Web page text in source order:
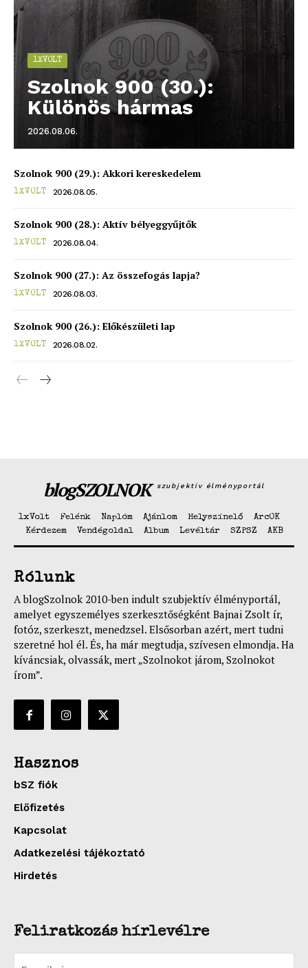
blogSZOLNOK
szubjektív élményportál
ELŐFIZETÉS
Hasznos
bSZ fiók
1XVOLT
Szolnok 900 (30.):
Különös hármas
2026.08.06.
Szolnok 900 (29.): Akkori kereskedelem
1XVOLT 2026.08.05.
Szolnok 900 (28.): Aktív bélyeggyűjtők
1XVOLT 2026.08.04.
Szolnok 900 (27.): Az összefogás lapja?
1XVOLT 2026.08.03.
Szolnok 900 (26.): Előkészületi lap
1XVOLT 2026.08.02.
blogSZOLNOK szubjektív élményportál
1xVolt Felénk Naplóm Ajánlom Helyszínelő
ArcOK
Kérdezem
Vendégoldal Album Levéltár SZPSZ AKB
Rólunk
A blogSzolnok 2010-ben indult szubjektív élményportál,
amelyet egyszemélyes szerkesztőségként Bajnai Zsolt ír,
fotóz, szerkeszt, menedzsel. Elsősorban azért, mert tudni
szeretné hol él. És, ha már megtudja, szívesen elmondja. Ha
kíváncsiak, olvassák, mert „Szolnokot járom, Szolnokot
írom”.
Hasznos
bSZ fiók
Előfizetés
Kapcsolat
Adatkezelési tájékoztató
Hirdetés
Feliratkozás hírlevélre